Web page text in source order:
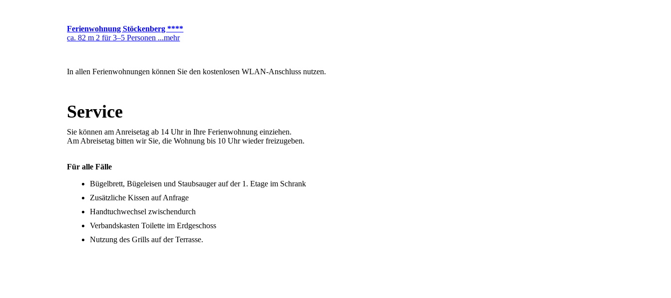
Ferienwohnung Stöckenberg ****
ca. 82 m 2 für 3–5 Personen ...mehr
In allen Ferienwohnungen können Sie den kostenlosen WLAN-Anschluss nutzen.
Service
Sie können am Anreisetag ab 14 Uhr in Ihre Ferienwohnung einziehen.
Am Abreisetag bitten wir Sie, die Wohnung bis 10 Uhr wieder freizugeben.
Für alle Fälle
Bügelbrett, Bügeleisen und Staubsauger auf der 1. Etage im Schrank
Zusätzliche Kissen auf Anfrage
Handtuchwechsel zwischendurch
Verbandskasten Toilette im Erdgeschoss
Nutzung des Grills auf der Terrasse.